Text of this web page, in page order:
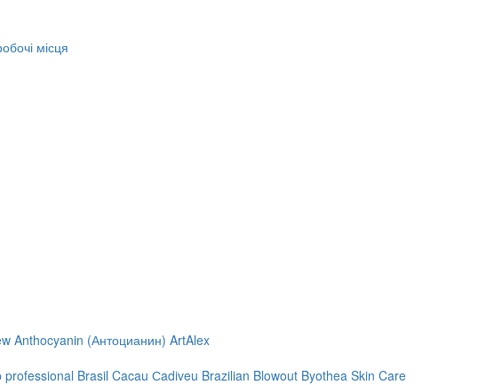
місця
Anthocyanin (Антоцианин) ArtAlex
professional Brasil Cacau Сadiveu Brazilian Blowout Byothea Skin Care